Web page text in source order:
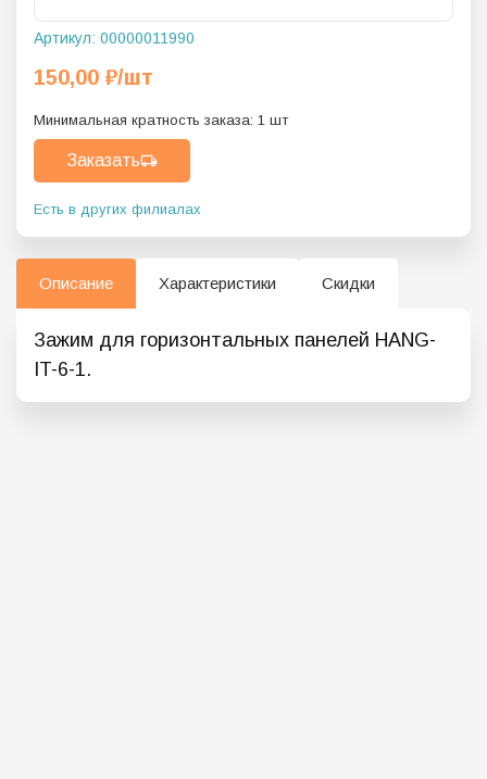
Артикул: 00000011990
150,00 ₽/шт
Минимальная кратность заказа: 1 шт
Заказать
Есть в других филиалах
Описание Характеристики Скидки
Зажим для горизонтальных панелей НANG-
IT-6-1.